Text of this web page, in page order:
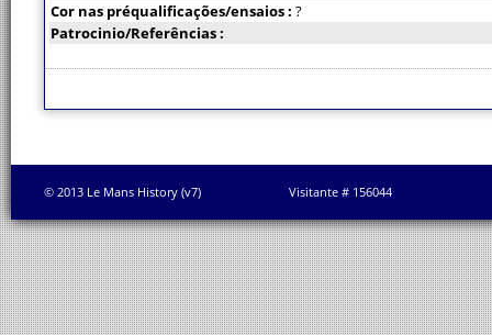
Cor nas préqualificações/ensaios : ?
Patrocinio/Referências :
© 2013 Le Mans History (v7) Visitante # 156044